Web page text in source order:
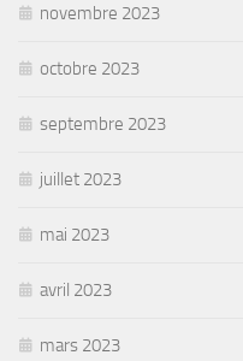
novembre 2023
octobre 2023
septembre 2023
juillet 2023
mai 2023
avril 2023
mars 2023